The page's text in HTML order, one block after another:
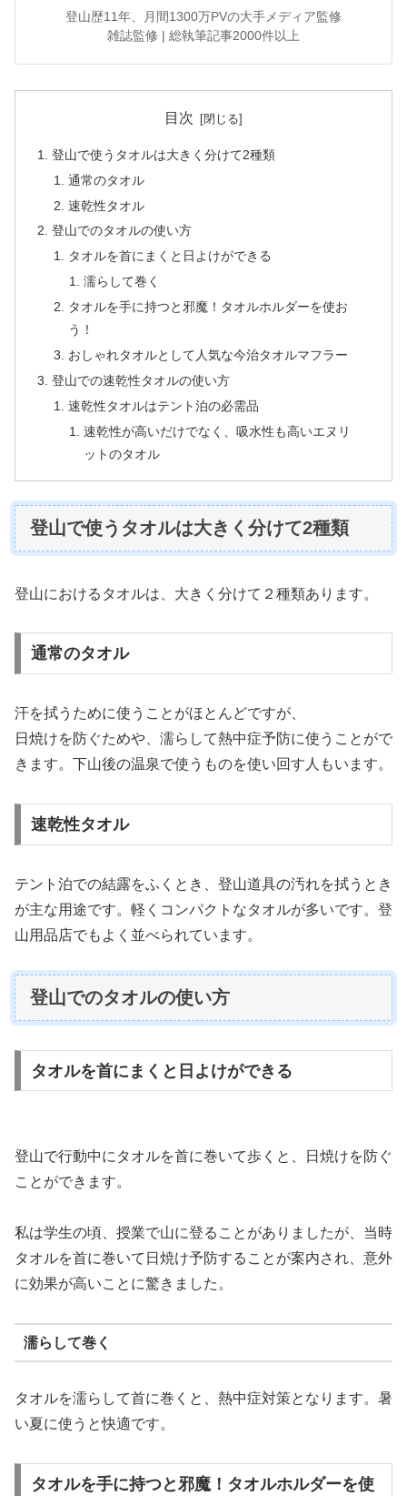
登山歴11年、月間1300万PVの大手メディア監修
雑誌監修 | 総執筆記事2000件以上
目次
登山で使うタオルは大きく分けて2種類
通常のタオル
速乾性タオル
登山でのタオルの使い方
タオルを首にまくと日よけができる
濡らして巻く
タオルを手に持つと邪魔！タオルホルダーを使お
う！
おしゃれタオルとして人気な今治タオルマフラー
登山での速乾性タオルの使い方
速乾性タオルはテント泊の必需品
速乾性が高いだけでなく、吸水性も高いエヌリ
ットのタオル
登山で使うタオルは大きく分けて2種類
登山におけるタオルは、大きく分けて２種類あります。
通常のタオル
汗を拭うために使うことがほとんどですが、
日焼けを防ぐためや、濡らして熱中症予防に使うことがで
きます。下山後の温泉で使うものを使い回す人もいます。
速乾性タオル
テント泊での結露をふくとき、登山道具の汚れを拭うとき
が主な用途です。軽くコンパクトなタオルが多いです。登
山用品店でもよく並べられています。
登山でのタオルの使い方
タオルを首にまくと日よけができる
登山で行動中にタオルを首に巻いて歩くと、日焼けを防ぐ
ことができます。
私は学生の頃、授業で山に登ることがありましたが、当時
タオルを首に巻いて日焼け予防することが案内され、意外
に効果が高いことに驚きました。
濡らして巻く
タオルを濡らして首に巻くと、熱中症対策となります。暑
い夏に使うと快適です。
タオルを手に持つと邪魔！タオルホルダーを使